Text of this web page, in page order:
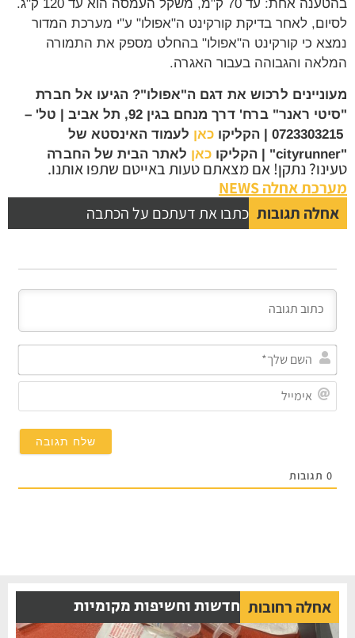
בהטענה אחת: עד 70 ק"מ, משקל העמסה הוא עד 120 ק"ג.
לסיום, לאחר בדיקת קורקינט ה"אפולו" ע"י מערכת המדור
נמצא כי קורקינט ה"אפולו" בהחלט מספק את התמורה
המלאה והגבוהה בעבור האגרה.
מעוניינים לרכוש את דגם ה"אפולו"? הגיעו אל חברת
"סיטי ראנר" ברח' דרך מנחם בגין 92, תל אביב | טל' –
כאן לעמוד האינסטא של
"cityrunner" | הקליקו
כאן לאתר הבית של החברה
טעינו? נתקן! אם מצאתם טעות באייטם שתפו אותנו.
מערכת אחלה NEWS
אחלה תגובות כתבו את דעתכם על הכתבה
0תגובות
אחלה רחובות חדשות וחשיפות מקומיות